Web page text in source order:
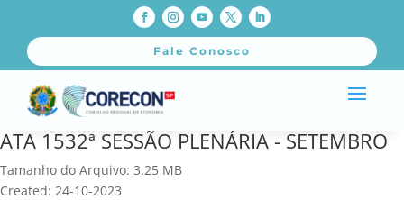
Fale Conosco
ATA 1532ª SESSÃO PLENÁRIA - SETEMBRO
Tamanho do Arquivo: 3.25 MB
Created: 24-10-2023